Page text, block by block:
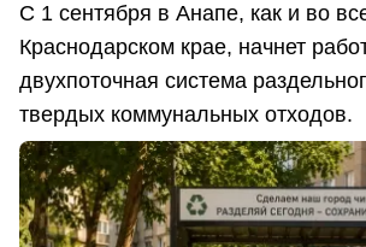
С 1 сентября в Анапе, как и во
Краснодарском крае, начнет
двухпоточная система
твердых коммунальных отходов.